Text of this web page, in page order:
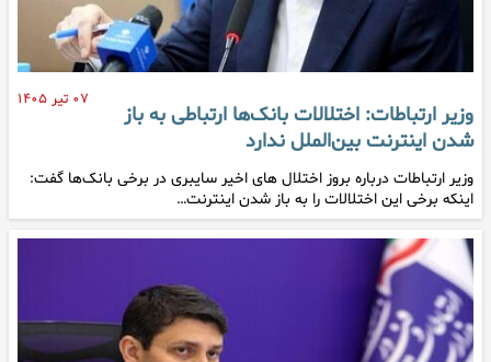
۰۷ تیر ۱۴۰۵
وزیر ارتباطات: اختلالات بانک‌ها ارتباطی به باز
شدن اینترنت بین‌الملل ندارد
وزیر ارتباطات درباره بروز اختلال های اخیر سایبری در برخی بانک‌ها گفت:
اینکه برخی این اختلالات را به باز شدن اینترنت…